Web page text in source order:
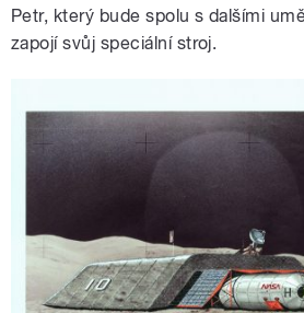
Petr, který bude spolu s dalšími
zapojí svůj speciální stroj.